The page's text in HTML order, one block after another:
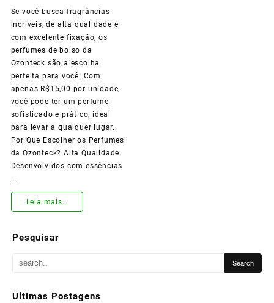
Vai
Marcar
Presença
Onde
Você
Passar!
Se você busca fragrâncias
incríveis, de alta qualidade e
com excelente fixação, os
perfumes de bolso da
Ozonteck são a escolha
perfeita para você! Com
apenas R$15,00 por unidade,
você pode ter um perfume
sofisticado e prático, ideal
para levar a qualquer lugar.
Por Que Escolher os Perfumes
da Ozonteck? Alta Qualidade:
Desenvolvidos com essências
…
Descubra
Melhores
Perfumes
Leia mais…
Pesquisar
Ultimas Postagens